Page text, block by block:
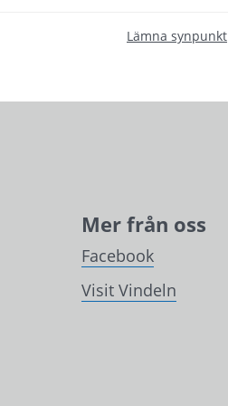
Lämna synpunkt
Mer från oss
Facebook
Visit Vindeln